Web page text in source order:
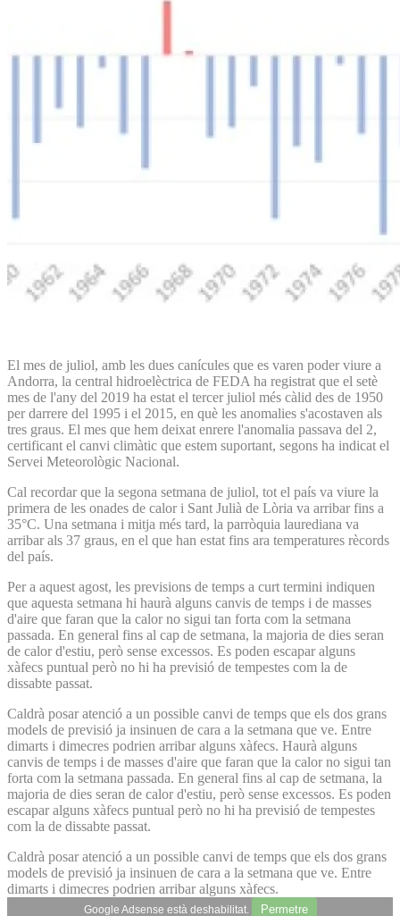
El mes de juliol, amb les dues canícules que es varen poder viure a
Andorra, la central hidroelèctrica de FEDA ha registrat que el setè
mes de l'any del 2019 ha estat el tercer juliol més càlid des de 1950
per darrere del 1995 i el 2015, en què les anomalies s'acostaven als
tres graus. El mes que hem deixat enrere l'anomalia passava del 2,
certificant el canvi climàtic que estem suportant, segons ha indicat el
Servei Meteorològic Nacional.
Cal recordar que la segona setmana de juliol, tot el país va viure la
primera de les onades de calor i Sant Julià de Lòria va arribar fins a
35°C. Una setmana i mitja més tard, la parròquia laurediana va
arribar als 37 graus, en el que han estat fins ara temperatures rècords
del país.
Per a aquest agost, les previsions de temps a curt termini indiquen
que aquesta setmana hi haurà alguns canvis de temps i de masses
d'aire que faran que la calor no sigui tan forta com la setmana
passada. En general fins al cap de setmana, la majoria de dies seran
de calor d'estiu, però sense excessos. Es poden escapar alguns
xàfecs puntual però no hi ha previsió de tempestes com la de
dissabte passat.
Caldrà posar atenció a un possible canvi de temps que els dos grans
models de previsió ja insinuen de cara a la setmana que ve. Entre
dimarts i dimecres podrien arribar alguns xàfecs. Haurà alguns
canvis de temps i de masses d'aire que faran que la calor no sigui tan
forta com la setmana passada. En general fins al cap de setmana, la
majoria de dies seran de calor d'estiu, però sense excessos. Es poden
escapar alguns xàfecs puntual però no hi ha previsió de tempestes
com la de dissabte passat.
Caldrà posar atenció a un possible canvi de temps que els dos grans
models de previsió ja insinuen de cara a la setmana que ve. Entre
dimarts i dimecres podrien arribar alguns xàfecs.
Google Adsense està deshabilitat. Permetre